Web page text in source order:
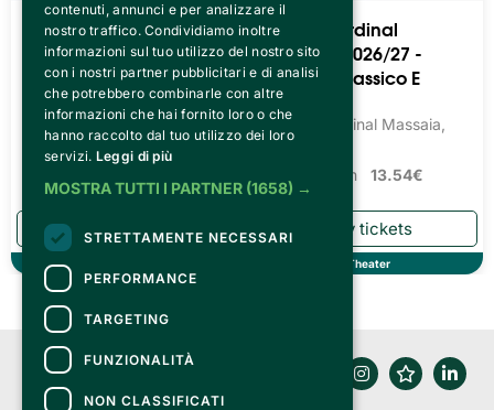
Teatro Cardinal
Massaia 2026/27 -
Teatro Prosa Dialettale
Teatro Cardinal Massaia,
Torino
Tickets from13.54€
Teatro Cardinal
Massaia 2026/27 -
Balletto Classico E
Moderno
Teatro Cardinal Massaia,
Torino
Tickets from 13.54€
Theater
contenuti, annunci e per analizzare il
nostro traffico. Condividiamo inoltre
informazioni sul tuo utilizzo del nostro sito
con i nostri partner pubblicitari e di analisi
che potrebbero combinarle con altre
informazioni che hai fornito loro o che
hanno raccolto dal tuo utilizzo dei loro
servizi. Leggi di più
MOSTRA TUTTI I PARTNER (1658) →
STRETTAMENTE NECESSARI
PERFORMANCE
TARGETING
FUNZIONALITÀ
NON CLASSIFICATI